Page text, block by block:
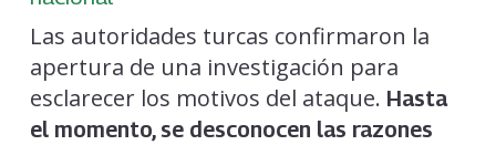
Las autoridades turcas confirmaron la
apertura de una investigación para
esclarecer los motivos del ataque. Hasta
el momento, se desconocen las razones